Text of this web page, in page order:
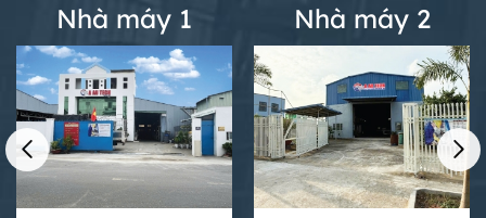
Nhà máy 1 Nhà máy 2